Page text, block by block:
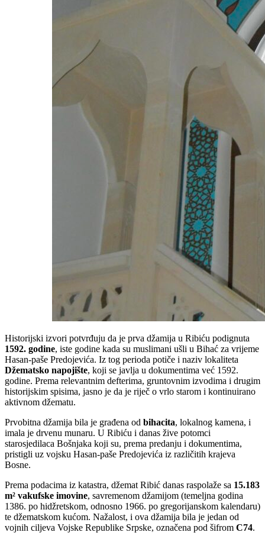
Historijski izvori potvrđuju da je prva džamija u Ribiću podignuta
1592. godine, iste godine kada su muslimani ušli u Bihać za vrijeme
Hasan-paše Predojevića. Iz tog perioda potiče i naziv lokaliteta
Džematsko napojište, koji se javlja u dokumentima već 1592.
godine. Prema relevantnim defterima, gruntovnim izvodima i drugim
historijskim spisima, jasno je da je riječ o vrlo starom i kontinuirano
aktivnom džematu.
Prvobitna džamija bila je građena od bihacita, lokalnog kamena, i
imala je drvenu munaru. U Ribiću i danas žive potomci
starosjedilaca Bošnjaka koji su, prema predanju i dokumentima,
pristigli uz vojsku Hasan-paše Predojevića iz različitih krajeva
Bosne.
Prema podacima iz katastra, džemat Ribić danas raspolaže sa 15.183
m² vakufske imovine, savremenom džamijom (temeljna godina
1386. po hidžretskom, odnosno 1966. po gregorijanskom kalendaru)
te džematskom kućom. Nažalost, i ova džamija bila je jedan od
vojnih ciljeva Vojske Republike Srpske, označena pod šifrom C74.